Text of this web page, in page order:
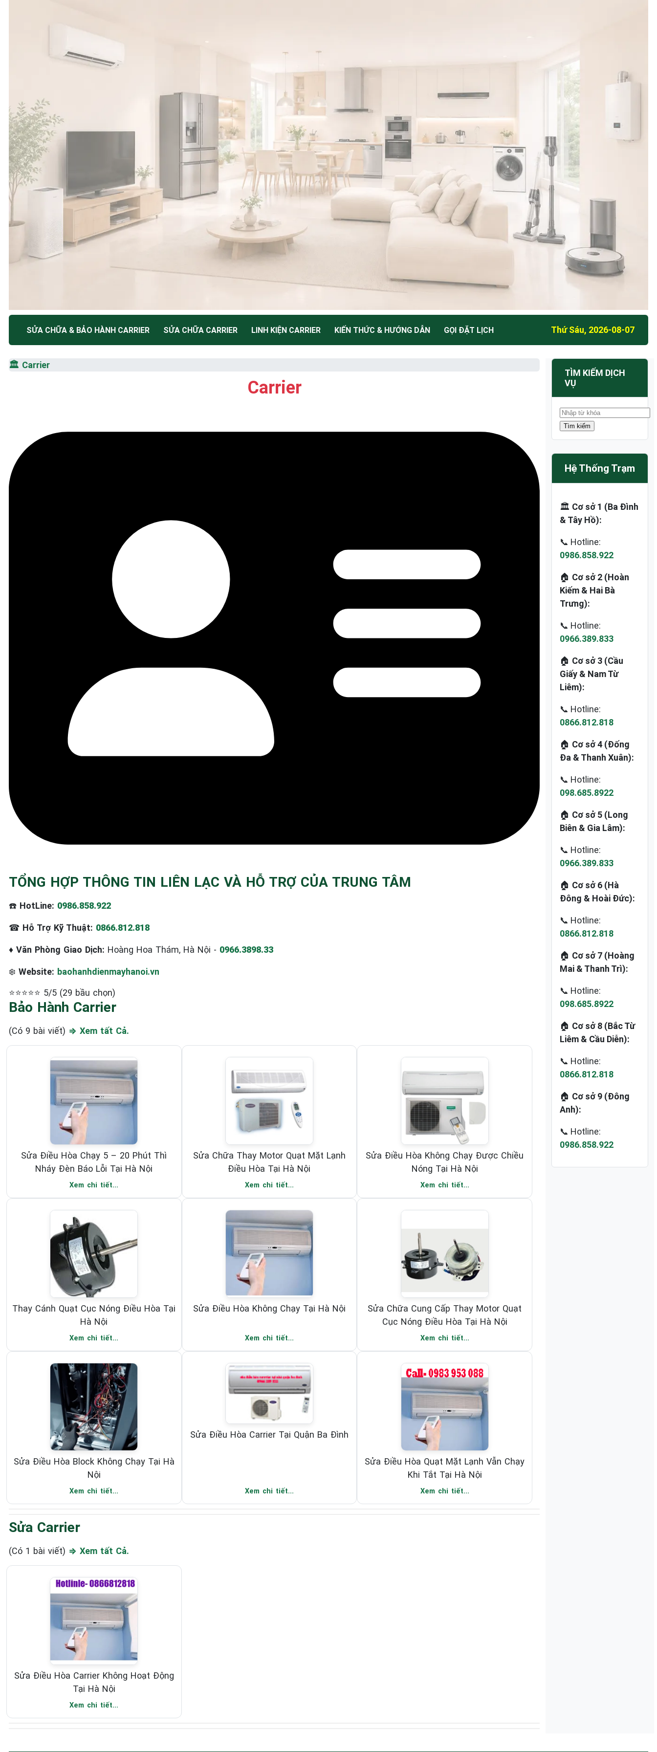
TRUNG TÂM BẢO HÀNH ĐIỆN MÁY HÀ NỘI
SỬA CHỮA & BẢO HÀNH
CARRIER
☎️ 09.86.85.89.22
SỬA CHỮA & BẢO HÀNH CARRIER SỬA CHỮA CARRIER LINH KIỆN CARRIER KIẾN THỨC & HƯỚNG DẪN GỌI ĐẶT LỊCH Thứ Sáu, 2026-08-07
🏛️ Carrier
Carrier
TỔNG HỢP THÔNG TIN LIÊN LẠC VÀ HỖ TRỢ CỦA TRUNG TÂM
☎️ HotLine: 0986.858.922
☎ Hỗ Trợ Kỹ Thuật: 0866.812.818
♦ Văn Phòng Giao Dịch: Hoàng Hoa Thám, Hà Nội - 0966.3898.33
❄️ Website: baohanhdienmayhanoi.vn
⭐⭐⭐⭐⭐ 5/5 (29 bầu chọn)
Bảo Hành Carrier
(Có 9 bài viết) ⇒ Xem tất Cả.
Sửa Điều Hòa Chạy 5 – 20 Phút Thì
Nháy Đèn Báo Lỗi Tại Hà Nội
Xem chi tiết...
Sửa Chữa Thay Motor Quạt Mặt Lạnh
Điều Hòa Tại Hà Nội
Xem chi tiết...
Sửa Điều Hòa Không Chạy Được Chiều
Nóng Tại Hà Nội
Xem chi tiết...
Thay Cánh Quạt Cục Nóng Điều Hòa Tại
Hà Nội
Xem chi tiết...
Sửa Điều Hòa Không Chạy Tại Hà Nội
Xem chi tiết...
Sửa Chữa Cung Cấp Thay Motor Quạt
Cục Nóng Điều Hòa Tại Hà Nội
Xem chi tiết...
Sửa Điều Hòa Block Không Chạy Tại Hà
Nội
Xem chi tiết...
Sửa Điều Hòa Carrier Tại Quận Ba Đình
Xem chi tiết...
Sửa Điều Hòa Quạt Mặt Lạnh Vẫn Chạy
Khi Tắt Tại Hà Nội
Xem chi tiết...
Sửa Carrier
(Có 1 bài viết) ⇒ Xem tất Cả.
Sửa Điều Hòa Carrier Không Hoạt Động
Tại Hà Nội
Xem chi tiết...
TÌM KIẾM DỊCH
VỤ
Hệ Thống Trạm
🏛️ Cơ sở 1 (Ba Đình
& Tây Hồ):
📞 Hotline:
0986.858.922
🏠 Cơ sở 2 (Hoàn
Kiếm & Hai Bà
Trưng):
📞 Hotline:
0966.389.833
🏠 Cơ sở 3 (Cầu
Giấy & Nam Từ
Liêm):
📞 Hotline:
0866.812.818
🏠 Cơ sở 4 (Đống
Đa & Thanh Xuân):
📞 Hotline:
098.685.8922
🏠 Cơ sở 5 (Long
Biên & Gia Lâm):
📞 Hotline:
0966.389.833
🏠 Cơ sở 6 (Hà
Đông & Hoài Đức):
📞 Hotline:
0866.812.818
🏠 Cơ sở 7 (Hoàng
Mai & Thanh Trì):
📞 Hotline:
098.685.8922
🏠 Cơ sở 8 (Bắc Từ
Liêm & Cầu Diễn):
📞 Hotline:
0866.812.818
🏠 Cơ sở 9 (Đông
Anh):
📞 Hotline:
0986.858.922